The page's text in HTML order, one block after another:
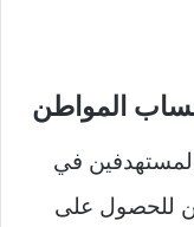
المواطن
في
للحصول على